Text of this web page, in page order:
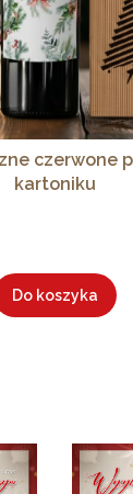
czerwone
kartoniku
Do koszyka